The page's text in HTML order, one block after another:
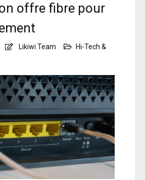
offre fibre pour
Likiwi Team
Hi-Tech &